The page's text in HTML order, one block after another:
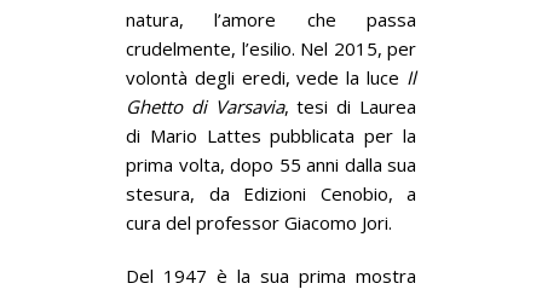
natura, l’amore che passa
crudelmente, l’esilio. Nel 2015, per
volontà degli eredi, vede la luce Il
Ghetto di Varsavia, tesi di Laurea
di Mario Lattes pubblicata per la
prima volta, dopo 55 anni dalla sua
stesura, da Edizioni Cenobio, a
cura del professor Giacomo Jori.
Del 1947 è la sua prima mostra